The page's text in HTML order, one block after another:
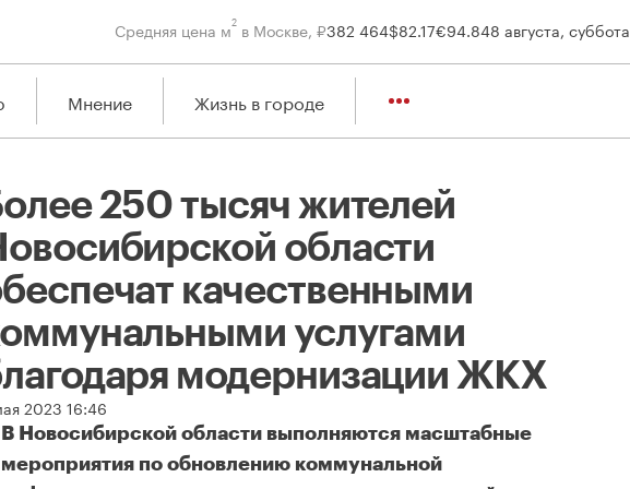
Средняя цена м2 в Москве, ₽382 464$82.17€94.848 августа, суббота
Мнение Жизнь в городе
250 тысяч жителей
области
качественными
услугами
модернизации ЖКХ
2023 16:46
В Новосибирской области выполняются масштабные
мероприятия по обновлению коммунальной